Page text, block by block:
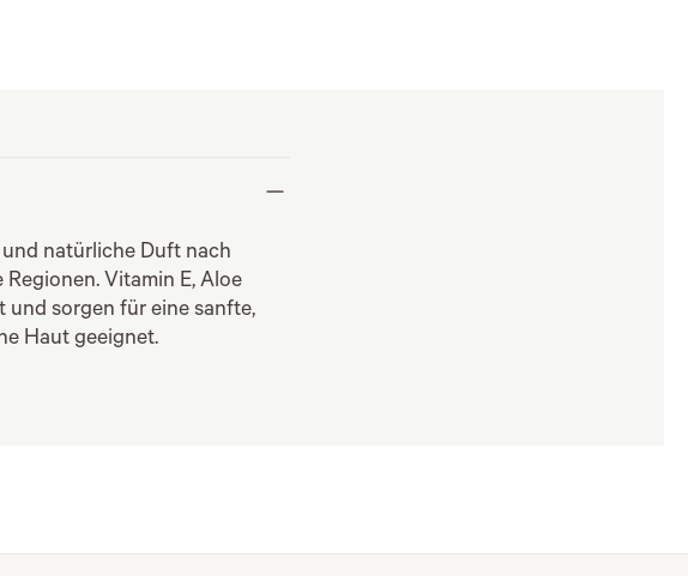
natürliche Duft nach
Vitamin E, Aloe
und sorgen für eine sanfte,
Haut geeignet.